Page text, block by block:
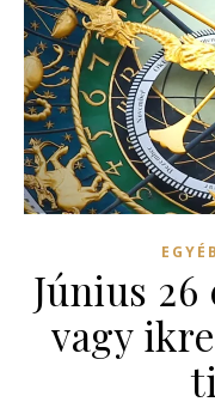
EGYÉB
Június
vagy